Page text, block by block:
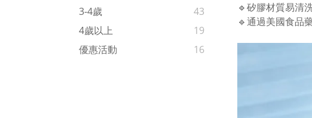
3-4歲
43
4歲以上
19
優惠活動
16
🔹矽膠材質易清
🔹通過美國食品